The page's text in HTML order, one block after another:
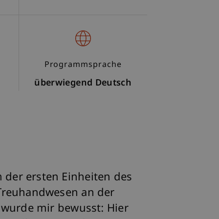
Programmsprache
überwiegend Deutsch
ersten Einheiten des
an der
mir bewusst: Hier